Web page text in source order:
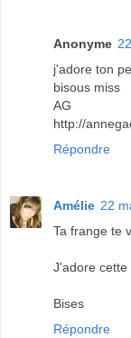
Anonyme
j'adore ton
bisous miss
AG
http://
Répondre
Amélie 22
Ta frange te
J'adore cette
Bises
Répondre